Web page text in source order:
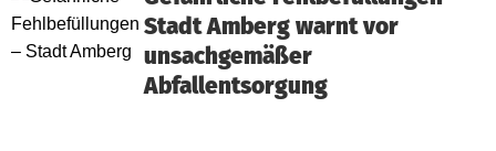
Stadt Amberg warnt vor
unsachgemäßer
Abfallentsorgung